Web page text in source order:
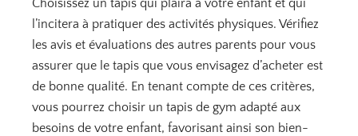
Choisissez un tapis qui plaira à votre enfant et qui
l’incitera à pratiquer des activités physiques. Vérifiez
les avis et évaluations des autres parents pour vous
assurer que le tapis que vous envisagez d’acheter est
de bonne qualité. En tenant compte de ces critères,
vous pourrez choisir un tapis de gym adapté aux
besoins de votre enfant, favorisant ainsi son bien-